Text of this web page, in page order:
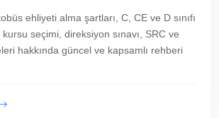
ehliyeti alma şartları, C, CE ve D sınıfı
seçimi, direksiyon sınavı, SRC ve
hakkında güncel ve kapsamlı rehberi